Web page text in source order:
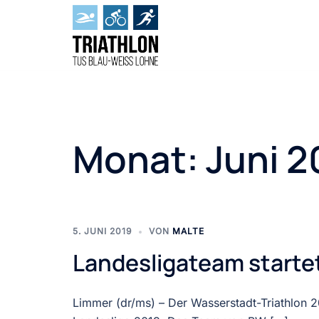
Monat: Juni
5. JUNI 2019 VON MALTE
Landesligateam
Limmer (dr/ms) – Der Wasserstadt-Triathlon